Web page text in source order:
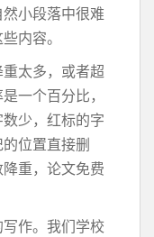
小段落中很难
内容。
太多，或者超
一个百分比，
少，红标的字
位置直接删
重，论文免费
作。我们学校